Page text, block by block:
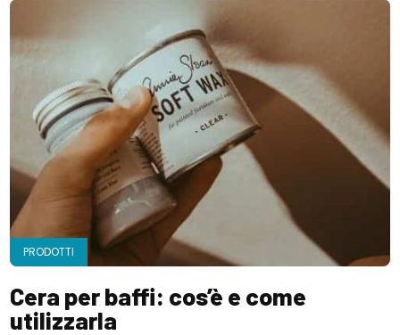
PRODOTTI
Cera per baffi: cos’è e come
utilizzarla